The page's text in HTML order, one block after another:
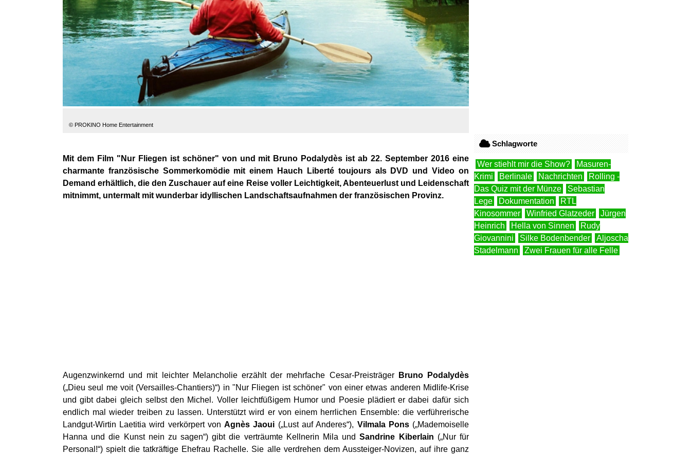
© PROKINO Home Entertainment
Mit dem Film "Nur Fliegen ist schöner" von und mit Bruno Podalydès ist ab 22. September 2016 eine
charmante französische Sommerkomödie mit einem Hauch Liberté toujours als DVD und Video on
Demand erhältlich, die den Zuschauer auf eine Reise voller Leichtigkeit, Abenteuerlust und Leidenschaft
mitnimmt, untermalt mit wunderbar idyllischen Landschaftsaufnahmen der französischen Provinz.
Augenzwinkernd und mit leichter Melancholie erzählt der mehrfache Cesar-Preisträger
Bruno Podalydès
(„Dieu seul me voit (Versailles-Chantiers)“) in "Nur Fliegen ist schöner" von einer etwas anderen Midlife-Krise
und gibt dabei gleich selbst den Michel. Voller leichtfüßigem Humor und Poesie plädiert er dabei dafür sich
endlich mal wieder treiben zu lassen. Unterstützt wird er von einem herrlichen Ensemble: die verführerische
Landgut-Wirtin Laetitia wird verkörpert vonAgnès Jaoui („Lust auf Anderes“), Vilmala Pons(„Mademoiselle
Hanna und die Kunst nein zu sagen“) gibt die verträumte Kellnerin Mila undSandrine Kiberlain („Nur für
Personal!“) spielt die tatkräftige Ehefrau Rachelle. Sie alle verdrehen dem Aussteiger-Novizen, auf ihre ganz
Schlagworte
Wer stiehlt mir die Show?
Masuren-
Krimi
Berlinale Nachrichten
Rolling -
Das Quiz mit der Münze
Sebastian
Lege
Dokumentation
RTL
Kinosommer
Winfried Glatzeder
Jürgen
Heinrich
Hella von Sinnen
Rudy
Giovannini
Silke Bodenbender
Aljoscha
Stadelmann
Zwei Frauen für alle Felle